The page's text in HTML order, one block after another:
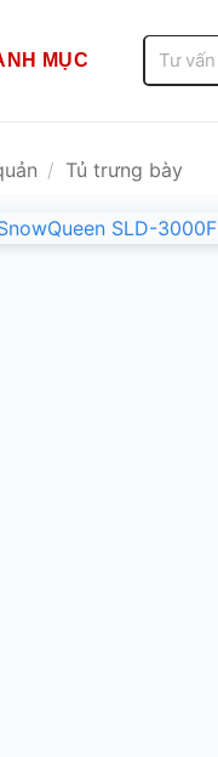
MỤC
kiếm:
/ Tủ trưng bày